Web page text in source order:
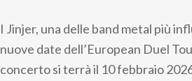
I Jinjer, una delle band metal più
nuove date dell’European Duel
concerto si terrà il 10 febbraio